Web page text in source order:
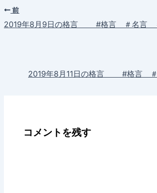
前
2019年8月9日の格言 #格言 ＃名言
2019年8月11日の格言 #格言
コメントを残す